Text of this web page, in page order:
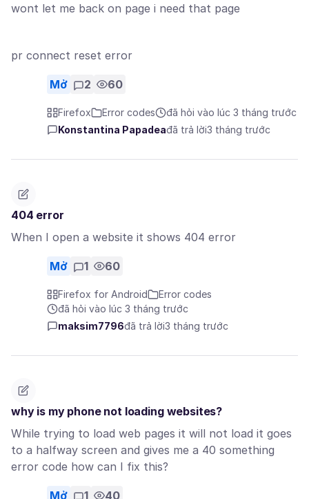
wont let me back on page i need that page
pr connect reset error
Mở 2 60
Firefox Error codes
đã hỏi vào lúc 3 tháng trước
Konstantina Papadeađã trả lời3 tháng trước
404 error
When I open a website it shows 404 error
Mở 1 60
Firefox for Android
Error codes
đã hỏi vào lúc 3 tháng trước
maksim7796đã trả lời3 tháng trước
why is my phone not loading websites?
While trying to load web pages it will not load it goes
to a halfway screen and gives me a 40 something
error code how can I fix this?
Mở 1 40